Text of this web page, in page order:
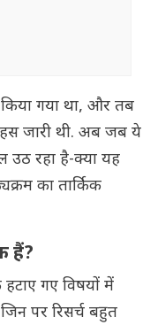
गया था, और तब
जारी थी. अब जब ये
उठ रहा है-क्या यह
का तार्किक
हैं?
हटाए गए विषयों में
पर रिसर्च बहुत